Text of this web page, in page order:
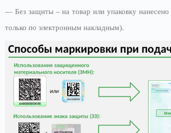
— Без защиты – на товар или упаковку нанесено
только по электронным накладным).